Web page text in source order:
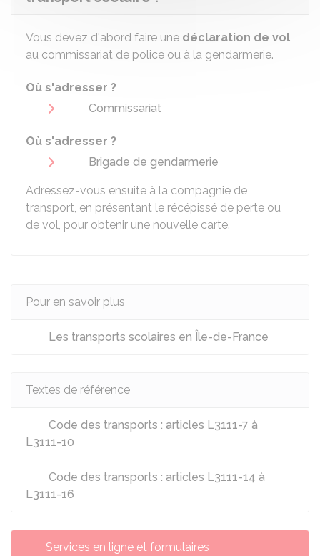
Vous devez d'abord faire une déclaration de vol
au commissariat de police ou à la gendarmerie.
Où s'adresser ?
Commissariat
Où s'adresser ?
Brigade de gendarmerie
Adressez-vous ensuite à la compagnie de
transport, en présentant le récépissé de perte ou
de vol, pour obtenir une nouvelle carte.
Pour en savoir plus
Les transports scolaires en Île-de-France
Textes de référence
Code des transports : articles L3111-7 à
L3111-10
Code des transports : articles L3111-14 à
L3111-16
Services en ligne et formulaires